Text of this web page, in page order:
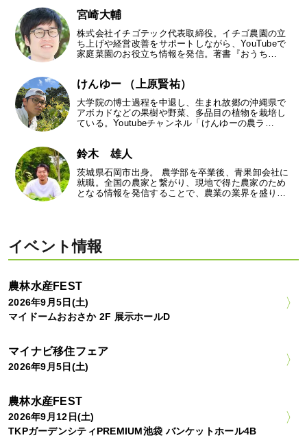
宮崎大輔
株式会社イチゴテック代表取締役。イチゴ農園の立
ち上げや経営改善をサポートしながら、YouTubeで
家庭菜園のお役立ち情報を発信。著書『おうち…
けんゆー （上原賢祐）
大学院の博士過程を中退し、生まれ故郷の沖縄県で
アボカドなどの果樹や野菜、多品目の植物を栽培し
ている。Youtubeチャンネル「けんゆーの農ラ…
鈴木 雄人
茨城県石岡市出身。 農学部を卒業後、青果卸会社に
就職。全国の農家と繋がり、現地で得た農家のため
となる情報を発信することで、農業の業界を盛り…
イベント情報
農林水産FEST
2026年9月5日(土)
マイドームおおさか 2F 展示ホールD
マイナビ移住フェア
2026年9月5日(土)
農林水産FEST
2026年9月12日(土)
TKPガーデンシティPREMIUM池袋 バンケットホール4B